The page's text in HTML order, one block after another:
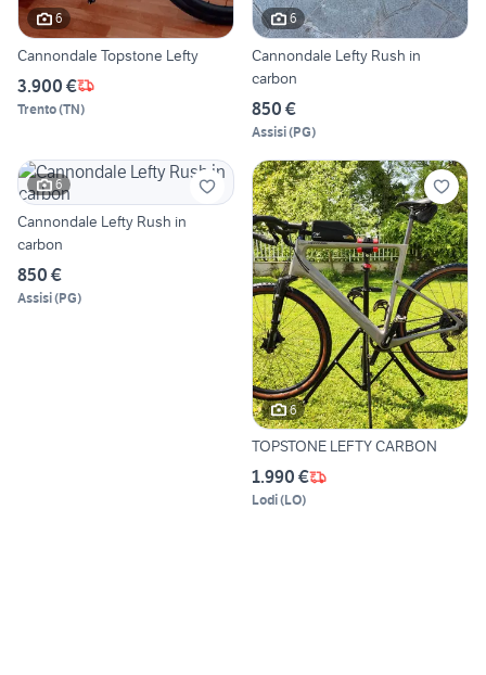
6
Cannondale Topstone Lefty
3.900 €
Trento(TN)
6
Cannondale Lefty Rush in
carbon
850 €
Assisi(PG)
6
Cannondale Lefty Rush in
carbon
850 €
Assisi(PG)
6
TOPSTONE LEFTY CARBON
1.990 €
Lodi(LO)